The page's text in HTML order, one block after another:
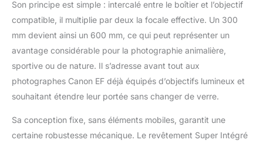
Son principe est simple : intercalé entre le boîtier et l’objectif
compatible, il multiplie par deux la focale effective. Un 300
mm devient ainsi un 600 mm, ce qui peut représenter un
avantage considérable pour la photographie animalière,
sportive ou de nature. Il s’adresse avant tout aux
photographes Canon EF déjà équipés d’objectifs lumineux et
souhaitant étendre leur portée sans changer de verre.
Sa conception fixe, sans éléments mobiles, garantit une
certaine robustesse mécanique. Le revêtement Super Intégré